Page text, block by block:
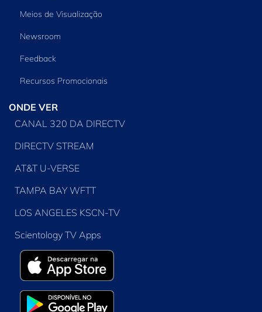
Meios de Visualização
Newsroom
Feedback
Recursos Promocionais
ONDE VER
CANAL 320 DA DIRECTV
DIRECTV STREAM
AT&T U-VERSE
TAMPA BAY WFTT
LOS ANGELES KSCN-TV
Scientology TV Apps